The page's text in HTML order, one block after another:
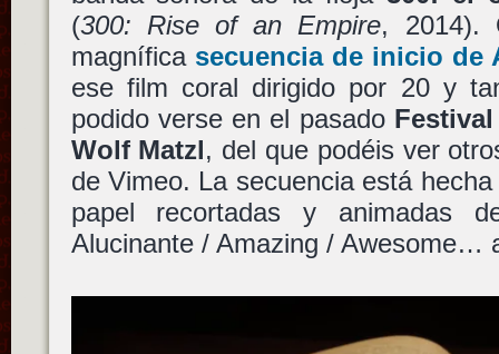
(300: Rise of an Empire, 2014).
magnífica secuencia de inicio de
ese film coral dirigido por 20 y
podido verse en el pasado
Wolf Matzl, del que podéis ver
de Vimeo. La secuencia está
papel recortadas y animadas
Alucinante / Amazing / Awesome…